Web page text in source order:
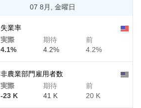
07 8月, 金曜日
失業率
実際
4.1%
期待
4.2%
前
4.2%
非農業部門雇用者数
実際
-23 K
期待
41 K
前
20 K